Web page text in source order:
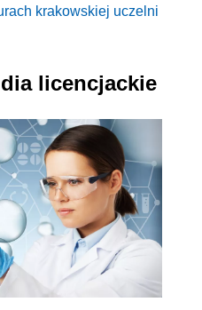
krakowskiej uczelni
licencjackie